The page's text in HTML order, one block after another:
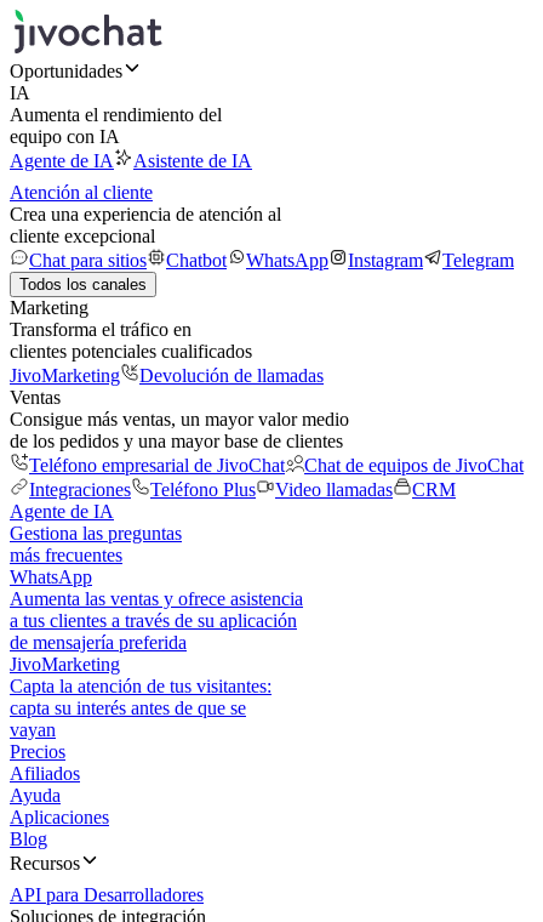
Oportunidades
IA
Aumenta el rendimiento del
equipo con IA
Agente de IA
Asistente de IA
Atención al cliente
Crea una experiencia de atención al
cliente excepcional
Chat para sitios
Chatbot WhatsApp Instagram Telegram
Todos los canales
Marketing
Transforma el tráfico en
clientes potenciales cualificados
JivoMarketing
Devolución de llamadas
Ventas
Consigue más ventas, un mayor valor medio
de los pedidos y una mayor base de clientes
Teléfono empresarial de JivoChat
Chat de equipos de JivoChat
Integraciones
Teléfono Plus Video llamadas
CRM
Agente de IA
Gestiona las preguntas
más frecuentes
WhatsApp
Aumenta las ventas y ofrece asistencia
a tus clientes a través de su aplicación
de mensajería preferida
JivoMarketing
Capta la atención de tus visitantes:
capta su interés antes de que se
vayan
Precios
Afiliados
Ayuda
Aplicaciones
Blog
Recursos
API para Desarrolladores
Soluciones de integración